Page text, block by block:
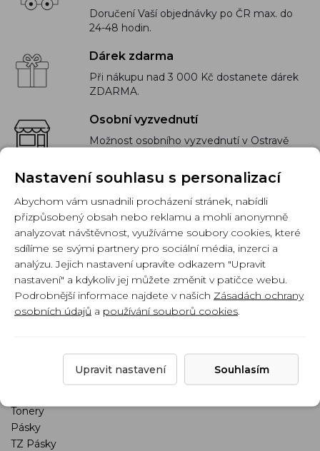
Doručení Vaší objednávky po ČR max. do
24-48 hodin.
Dárek zdarma
Při nákupu nad 3 000 Kč dostanete dárek
ZDARMA.
Osobní vyzvednutí
Možnost osobního vyzvednutí v Ostravě
Tiskni24.cz - Nejlevnější náplně, cartridge a tonery do
Tiskni24.cz
Tonery
Pásky
TZ Pásky
Nastavení souhlasu s personalizací
Abychom vám usnadnili procházení stránek, nabídli
přizpůsobený obsah nebo reklamu a mohli anonymně
analyzovat návštěvnost, využíváme soubory cookies, které
sdílíme se svými partnery pro sociální média, inzerci a
analýzu. Jejich nastavení upravíte odkazem "Upravit
nastavení" a kdykoliv jej můžete změnit v patičce webu.
Podrobnější informace najdete v našich Zásadách ochrany
osobních údajů a používání souborů cookies
Upravit nastavení Souhlasím